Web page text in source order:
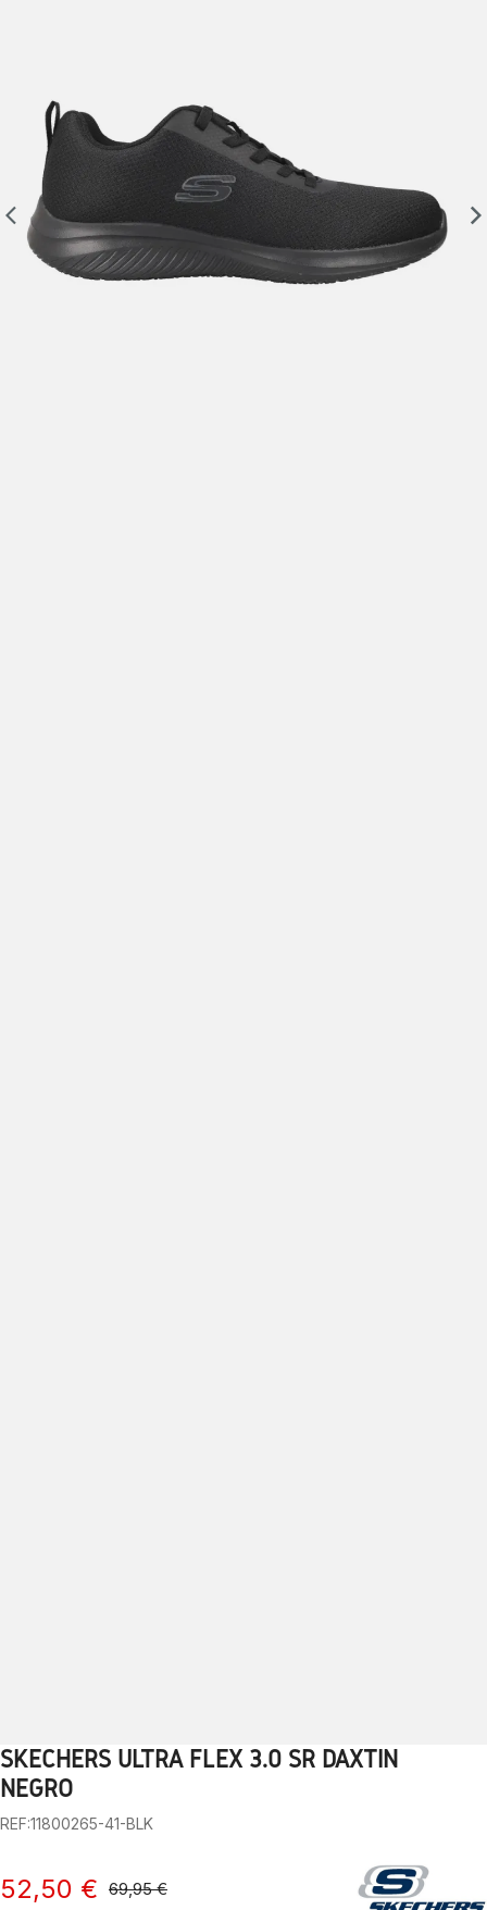
1 2 3 4 5 6 7 8 9 10 11
SKECHERS ULTRA FLEX 3.0 SR DAXTIN
NEGRO
REF:11800265-41-BLK
52,50 € 69,95 €